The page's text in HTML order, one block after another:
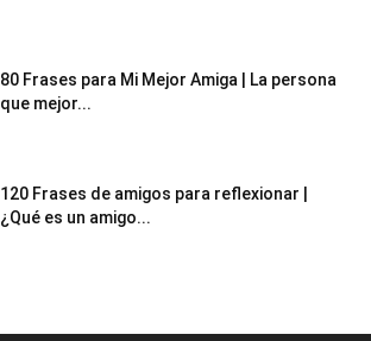
80 Frases para Mi Mejor Amiga | La persona
que mejor...
120 Frases de amigos para reflexionar |
¿Qué es un amigo...